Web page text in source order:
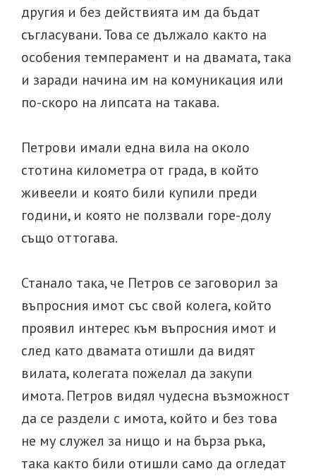
другия и без действията им да бъдат
съгласувани. Това се дължало както на
особения темперамент и на двамата, така
и заради начина им на комуникация или
по-скоро на липсата на такава.
Петрови имали една вила на около
стотина километра от града, в който
живеели и която били купили преди
години, и която не ползвали горе-долу
също оттогава.
Станало така, че Петров се заговорил за
въпросния имот със свой колега, който
проявил интерес към въпросния имот и
след като двамата отишли да видят
вилата, колегата пожелал да закупи
имота. Петров видял чудесна възможност
да се раздели с имота, който и без това
не му служел за нищо и на бърза ръка,
така както били отишли само да огледат